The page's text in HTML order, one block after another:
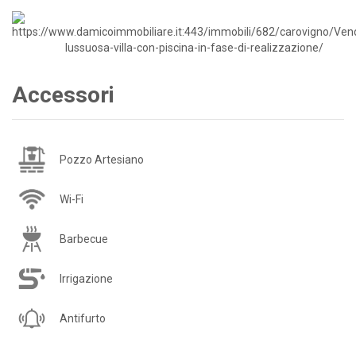
Accessori
Pozzo Artesiano
Wi-Fi
Barbecue
Irrigazione
Antifurto